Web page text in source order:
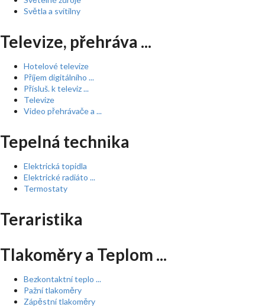
Světla a svítilny
Televize, přehráva ...
Hotelové televize
Příjem digitálního ...
Přísluš. k televiz ...
Televize
Video přehrávače a ...
Tepelná technika
Elektrická topidla
Elektrické radiáto ...
Termostaty
Teraristika
Tlakoměry a Teplom ...
Bezkontaktní teplo ...
Pažní tlakoměry
Zápěstní tlakoměry